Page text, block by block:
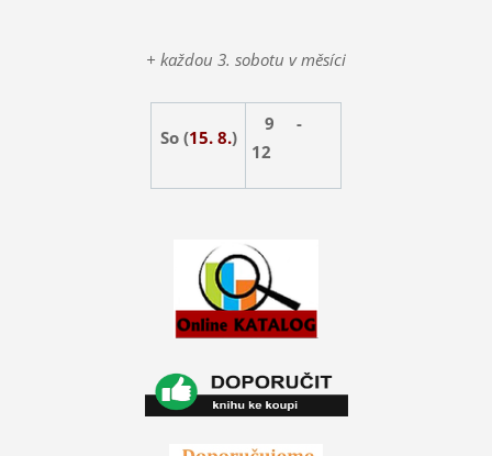
+ každou 3. sobotu v měsíci
So (15. 8.)
9 -
12